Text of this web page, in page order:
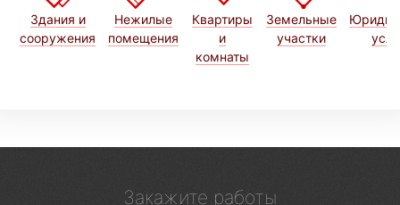
Здания и
сооружения
Нежилые
помещения
Квартиры
и
комнаты
Земельные
участки
Закажите работы